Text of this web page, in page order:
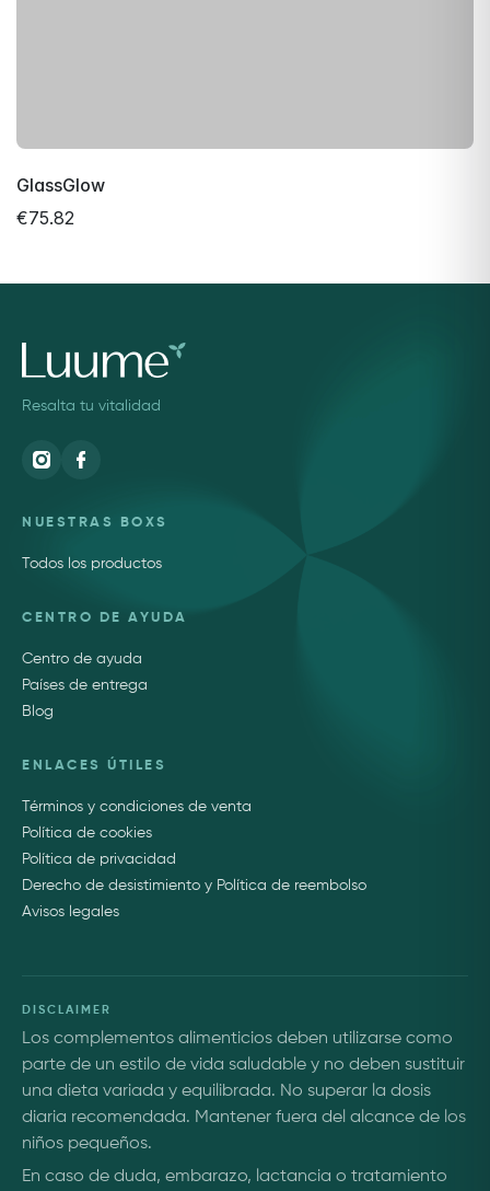
GlassGlow
€75.82
Resalta tu vitalidad
NUESTRAS BOXS
Todos los productos
CENTRO DE AYUDA
Centro de ayuda
Países de entrega
Blog
ENLACES ÚTILES
Términos y condiciones de venta
Política de cookies
Política de privacidad
Derecho de desistimiento y Política de reembolso
Avisos legales
DISCLAIMER
Los complementos alimenticios deben utilizarse como
parte de un estilo de vida saludable y no deben sustituir
una dieta variada y equilibrada. No superar la dosis
diaria recomendada. Mantener fuera del alcance de los
niños pequeños.
En caso de duda, embarazo, lactancia o tratamiento